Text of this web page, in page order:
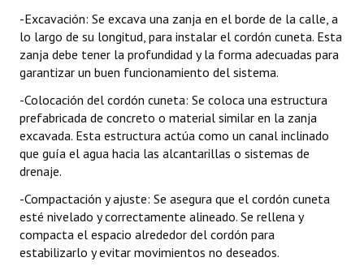
-Excavación: Se excava una zanja en el borde de la calle, a
lo largo de su longitud, para instalar el cordón cuneta. Esta
zanja debe tener la profundidad y la forma adecuadas para
garantizar un buen funcionamiento del sistema.
-Colocación del cordón cuneta: Se coloca una estructura
prefabricada de concreto o material similar en la zanja
excavada. Esta estructura actúa como un canal inclinado
que guía el agua hacia las alcantarillas o sistemas de
drenaje.
-Compactación y ajuste: Se asegura que el cordón cuneta
esté nivelado y correctamente alineado. Se rellena y
compacta el espacio alrededor del cordón para
estabilizarlo y evitar movimientos no deseados.